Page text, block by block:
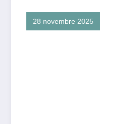
28 novembre 2025